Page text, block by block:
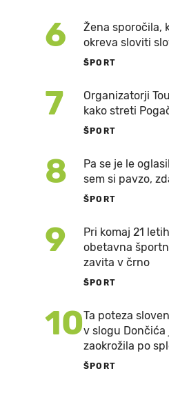
6
Žena sporočila,
okreva sloviti
ŠPORT
7
Organizatorji
kako streti
ŠPORT
8
Pa se je le
sem si pavzo,
ŠPORT
9
Pri komaj 21
obetavna
zavita v črno
ŠPORT
10Ta poteza
v slogu Dončića
zaokrožila po
ŠPORT